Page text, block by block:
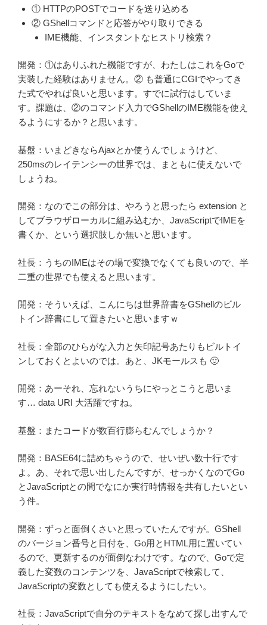
① HTTPのPOSTでコードを送り込める
② GShellコマンドと応答がやり取りできる
IME機能、インスタントなヒストリ検索？
開発：①はありふれた機能ですが、わたしはこれをGoで
実装した経験はありません。② も普通にCGIでやってき
た式でやれば良いと思います。すでに試行はしていま
す。課題は、②のコマンド入力でGShellのIME機能を使え
るようにするか？と思います。
基盤：いまどきならAjaxとか使うんでしょうけど、
250msのレイテンシーの世界では、まともに使えないで
しょうね。
開発：なのでこの部分は、やろうと思ったら extension と
してブラウザローカルに組み込むか、JavaScriptでIMEを
書くか、という選択肢しか無いと思います。
社長：うちのIMEはその場で変換でなくても良いので、半
二重の世界でも使えると思います。
開発：そういえば、こんにちは世界辞書をGShellのビル
トイン辞書にして置きたいと思いますｗ
社長：全部のひらがな入力と矢印記号あたりもビルトイ
ンしておくとよいのでは。あと、JKモールスも 🙂
開発：あーそれ、忘れないうちにやっとこうと思いま
す… data URI 大活躍ですね。
基盤：またコードが数百行膨らむんでしょうか？
開発：BASE64に詰めちゃうので、せいぜい数十行です
よ。あ、それで思い出したんですが、せっかくなのでGo
とJavaScriptとの間でなにか実行時情報を共有したいとい
う件。
開発：ずっと面倒くさいと思っていたんですが。GShell
のバージョン番号と日付を、Go用とHTML用に置いてい
るので、更新するのが面倒なわけです。なので、Goで定
義した変数のコンテンツを、JavaScriptで検索して、
JavaScriptの変数としても使えるようにしたい。
社長：JavaScriptで自分のテキストをなめて探し出すんで